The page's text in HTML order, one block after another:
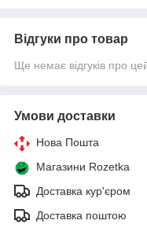
Відгуки про товар
Ще немає відгуків про
Умови доставки
Нова Пошта
Магазини Rozetka
Доставка кур'єром
Доставка поштою